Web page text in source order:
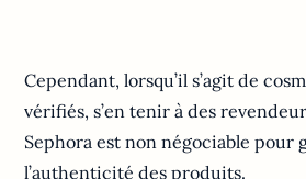
Cependant, lorsqu’il s’agit de
vérifiés, s’en tenir à des
Sephora est non négociable pour
l’authenticité des produits.